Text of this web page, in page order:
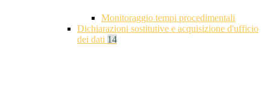
Monitoraggio tempi procedimentali
Dichiarazioni sostitutive e acquisizione d'ufficio
dei dati 14